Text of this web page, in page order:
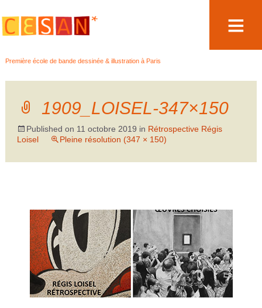
Première école de bande dessinée & illustration à Paris
au
1909_LOISEL-347×150
Published on 11 octobre 2019 in Rétrospective Régis
Loisel
Pleine résolution (347 × 150)